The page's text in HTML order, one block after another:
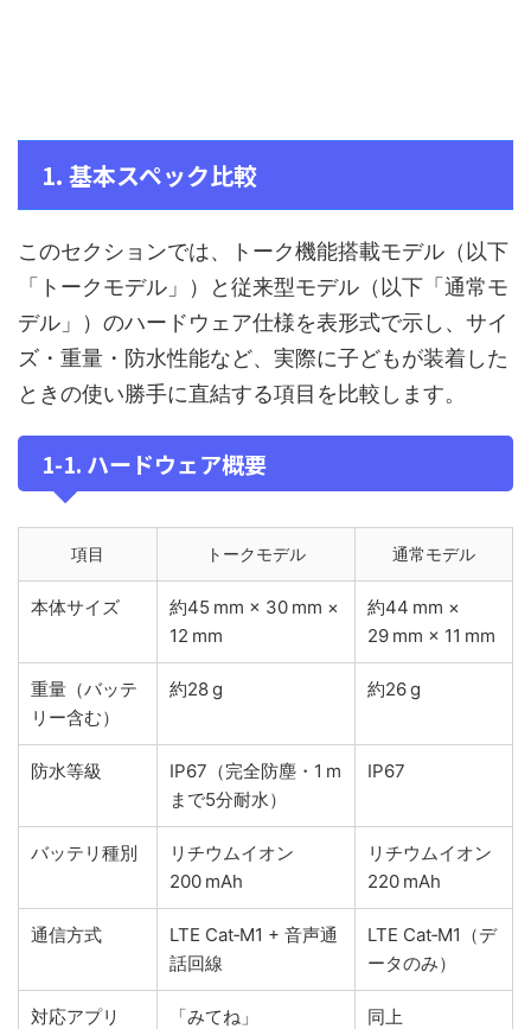
1. 基本スペック比較
このセクションでは、トーク機能搭載モデル（以下
「トークモデル」）と従来型モデル（以下「通常モ
デル」）のハードウェア仕様を表形式で示し、サイ
ズ・重量・防水性能など、実際に子どもが装着した
ときの使い勝手に直結する項目を比較します。
1‑1. ハードウェア概要
項目 トークモデル 通常モデル
本体サイズ
約45 mm × 30 mm ×
12 mm
約44 mm ×
29 mm × 11 mm
重量（バッテ
リー含む）
約28 g 約26 g
防水等級
IP67（完全防塵・1 m
まで5分耐水）
IP67
バッテリ種別
リチウムイオン
200 mAh
リチウムイオン
220 mAh
通信方式
LTE Cat‑M1 + 音声通
話回線
LTE Cat‑M1（デ
ータのみ）
対応アプリ
「みてね」
同上